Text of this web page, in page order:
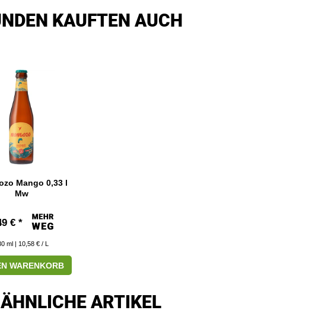
KAUFTEN AUCH
Mango 0,33 l
Mw
€ *
ml | 10,58 € / L
WARENKORB
ÄHNLICHE ARTIKEL